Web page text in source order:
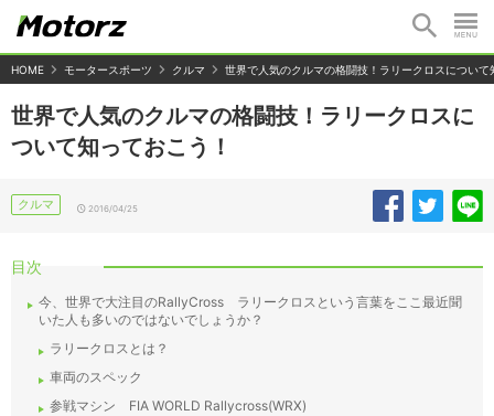
HOME モータースポーツ クルマ 世界で人気のクルマの格闘技！ラリークロスについて
世界で人気のクルマの格闘技！ラリークロスに
ついて知っておこう！
クルマ 2016/04/25
目次
今、世界で大注目のRallyCross ラリークロスという言葉をここ最近聞
いた人も多いのではないでしょうか？
ラリークロスとは？
車両のスペック
参戦マシン FIA WORLD Rallycross(WRX)